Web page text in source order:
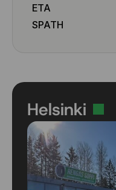
ETA
SPATH
Helsinki